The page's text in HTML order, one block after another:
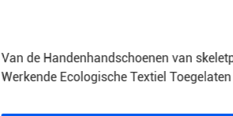
Van de Handenhandschoenen van
Werkende Ecologische Textiel